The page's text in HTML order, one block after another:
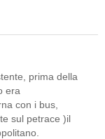
prima della
era
con i bus,
sul petrace )il